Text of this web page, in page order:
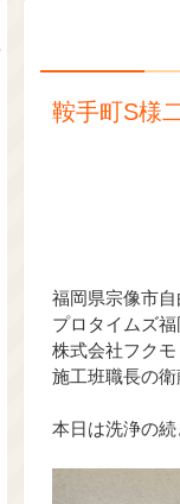
鞍手町S様
福岡県宗像市
プロタイムズ
株式会社フクモ
施工班職長の衛
本日は洗浄の続